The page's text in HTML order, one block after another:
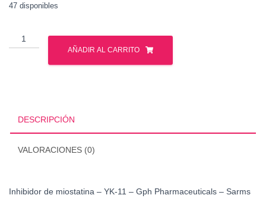
47 disponibles
Inhibidor
de
miostatina
AÑADIR AL CARRITO
DESCRIPCIÓN
VALORACIONES (0)
Inhibidor de miostatina – YK-11 – Gph Pharmaceuticals – Sarms